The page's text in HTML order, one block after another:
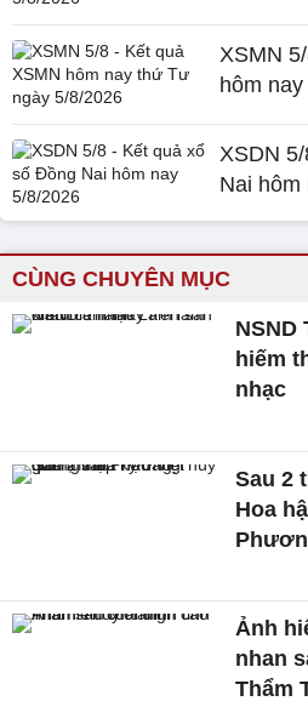
XSMN
hôm
XSDN
Nai hôm
CÙNG CHUYÊN MỤC
NSND
hiếm
nhạc
Sau 2
Hoa
Ảnh
nhan
Thẩm